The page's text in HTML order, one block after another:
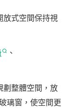
放式空間保持視
、
劃整體空間，放
璃窗，使空間更